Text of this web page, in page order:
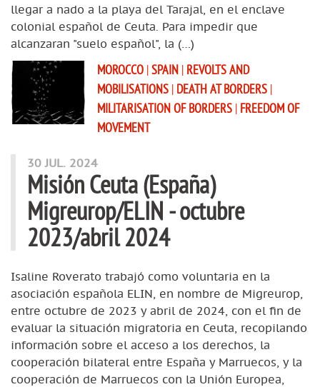
llegar a nado a la playa del Tarajal, en el enclave
colonial español de Ceuta. Para impedir que
alcanzaran "suelo español", la (…)
MOROCCO |SPAIN | REVOLTS AND
MOBILISATIONS | DEATH AT BORDERS |
MILITARISATION OF BORDERS | FREEDOM OF
MOVEMENT
30 JUL. 2024
Misión Ceuta (España)
Migreurop/ELIN - octubre
2023/abril 2024
Isaline Roverato trabajó como voluntaria en la
asociación española ELIN, en nombre de Migreurop,
entre octubre de 2023 y abril de 2024, con el fin de
evaluar la situación migratoria en Ceuta, recopilando
información sobre el acceso a los derechos, la
cooperación bilateral entre España y Marruecos, y la
cooperación de Marruecos con la Unión Europea,